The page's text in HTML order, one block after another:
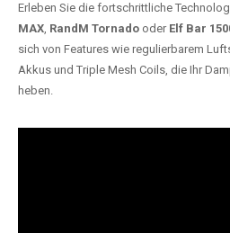
Erleben Sie die fortschrittliche
MAX, RandM Tornado oder Elf Bar
sich von Features wie regulierbarem
Akkus und Triple Mesh Coils, die Ihr
heben.